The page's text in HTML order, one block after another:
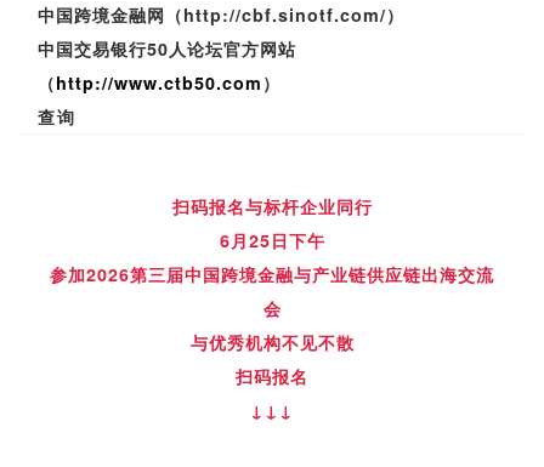
中国跨境金融网（http://cbf.sinotf.com/）
中国交易银行50人论坛官方网站
（http://www.ctb50.com ）
查询
扫码报名与标杆企业同行
6月25日下午
参加2026第三届中国跨境金融与产业链供应链出海交流
会
与优秀机构不见不散
扫码报名
↓↓↓